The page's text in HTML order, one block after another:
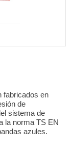
fabricados en
de
sistema de
la norma TS EN
azules.